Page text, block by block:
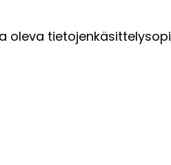
oleva